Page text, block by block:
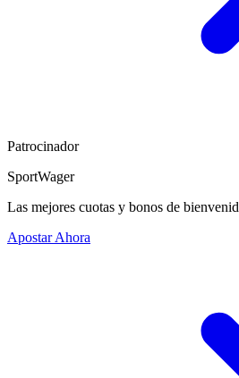
Patrocinador
SportWager
Las mejores cuotas y bonos de
Apostar Ahora